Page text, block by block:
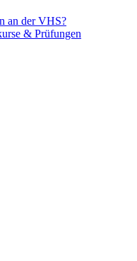
an der VHS?
& Prüfungen